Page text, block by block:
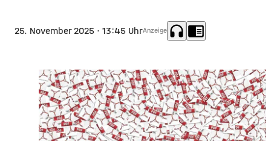
25. November 2025 · 13:45 UhrAnzeige headphones chrome_reader_mode